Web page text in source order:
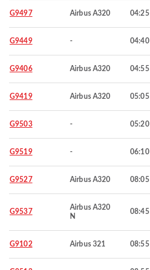
G9497 Airbus A320 04:25
G9449 - 04:40
G9406 Airbus A320 04:55
G9419 Airbus A320 05:05
G9503 - 05:20
G9519 - 06:10
G9527 Airbus A320 08:05
G9537
Airbus A320
N
08:45
G9102 Airbus 321 08:55